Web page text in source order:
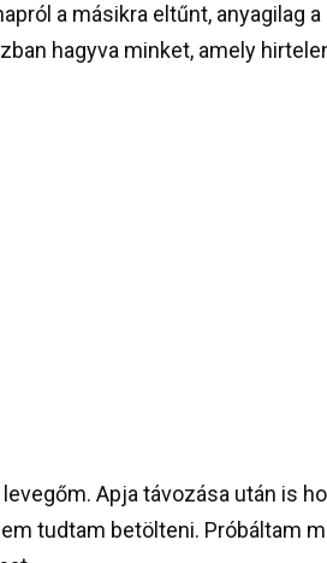
a másikra eltűnt, anyagilag
hagyva minket, amely
levegőm. Apja távozása után is
tudtam betölteni. Próbáltam